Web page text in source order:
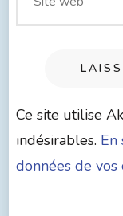
Ce site utilise
indésirables. En
données de